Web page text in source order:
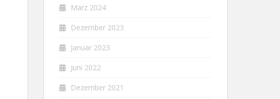
März 2024
Dezember 2023
Januar 2023
Juni 2022
Dezember 2021